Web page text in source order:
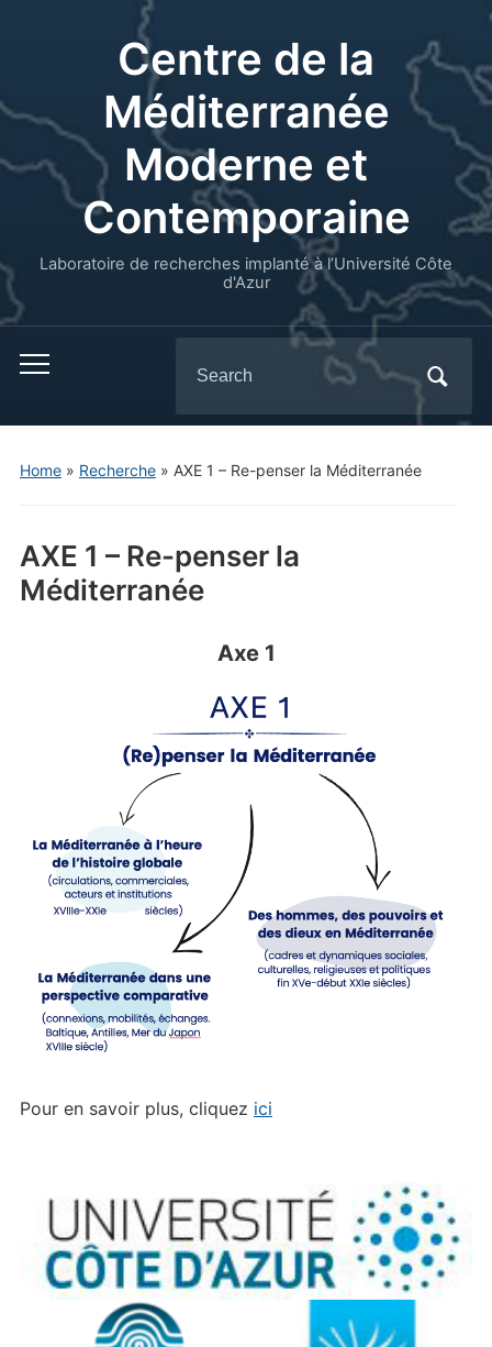
Centre de la
Méditerranée
Moderne et
Contemporaine
Laboratoire de recherches implanté à l’Université Côte
d'Azur
for:
Home» Recherche» AXE 1 – Re-penser la Méditerranée
AXE 1 – Re-penser la
Méditerranée
Axe 1
Pour en savoir plus, cliquez ici